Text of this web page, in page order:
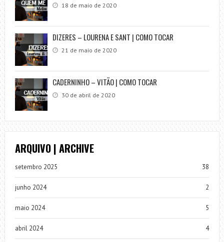
18 de maio de 2020
DIZERES – LOURENA E SANT | COMO TOCAR
21 de maio de 2020
CADERNINHO – VITÃO | COMO TOCAR
30 de abril de 2020
ARQUIVO | ARCHIVE
setembro 2025 38
junho 2024 2
maio 2024 5
abril 2024 4